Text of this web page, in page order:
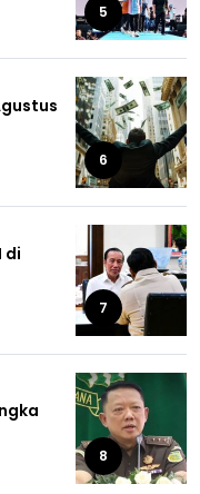
5
6
di
7
8